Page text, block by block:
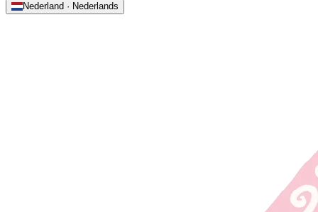
Nederland · Nederlands